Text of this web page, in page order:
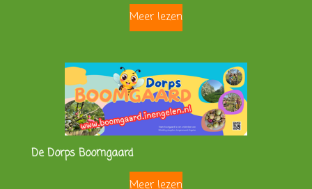
Meer lezen
De Dorps Boomgaard
Meer lezen